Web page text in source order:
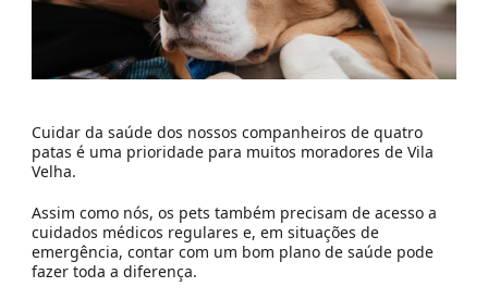
Cuidar da saúde dos nossos companheiros de quatro
patas é uma prioridade para muitos moradores de Vila
Velha.
Assim como nós, os pets também precisam de acesso a
cuidados médicos regulares e, em situações de
emergência, contar com um bom plano de saúde pode
fazer toda a diferença.